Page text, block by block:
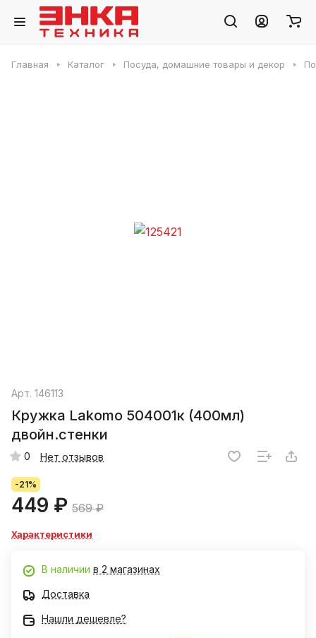
Главная Каталог Посуда, домашние товары и декор
Арт. 146113
Кружка Lakomo 504001к (400мл)
двойн.стенки
0 Нет отзывов
-21%
449 ₽ 569 ₽
Характеристики
В наличии в 2 магазинах
Доставка
Нашли дешевле?